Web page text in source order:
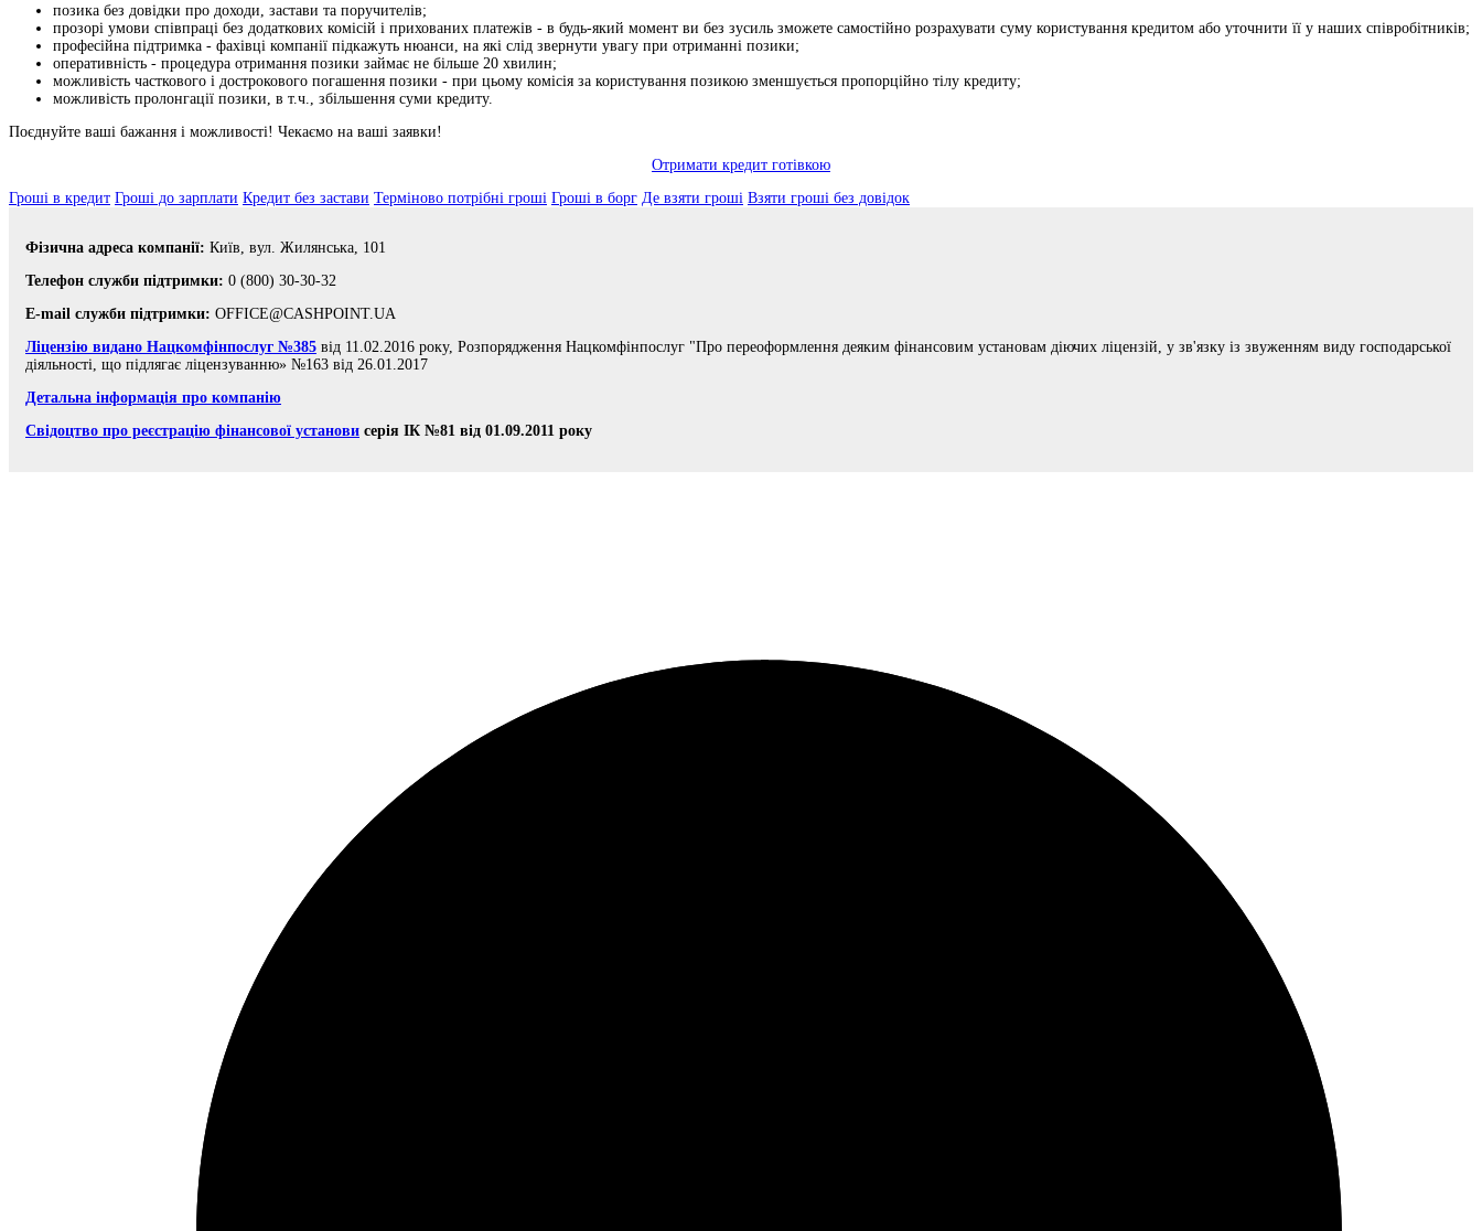
позика без довідки про доходи, застави та поручителів;
прозорі умови співпраці без додаткових комісій і прихованих платежів - в будь-який момент ви без зусиль зможете самостійно розрахувати суму користування кредитом або уточнити її у наших співробітників;
професійна підтримка - фахівці компанії підкажуть нюанси, на які слід звернути увагу при отриманні позики;
оперативність - процедура отримання позики займає не більше 20 хвилин;
можливість часткового і дострокового погашення позики - при цьому комісія за користування позикою зменшується пропорційно тілу кредиту;
можливість пролонгації позики, в т.ч., збільшення суми кредиту.
Поєднуйте ваші бажання і можливості! Чекаємо на ваші заявки!
Отримати кредит готівкою
Гроші в кредит Гроші до зарплати Кредит без застави Терміново потрібні гроші Гроші в борг Де взяти гроші Взяти гроші без довідок
Фізична адреса компанії: Київ, вул. Жилянська, 101
Телефон служби підтримки: 0 (800) 30-30-32
E-mail служби підтримки: OFFICE@CASHPOINT.UA
Ліцензію видано Нацкомфінпослуг №385 від 11.02.2016 року, Розпорядження Нацкомфінпослуг "Про переоформлення деяким фінансовим установам діючих ліцензій, у зв'язку із звуженням виду господарської
діяльності, що підлягає ліцензуванню» №163 від 26.01.2017
Детальна інформація про компанію
Свідоцтво про реєстрацію фінансової установи серія ІК №81 від 01.09.2011 року